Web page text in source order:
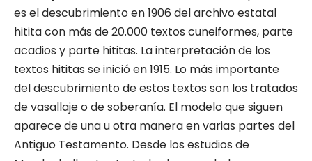
es el descubrimiento en 1906 del archivo estatal
hitita con más de 20.000 textos cuneifor­mes, parte
acadios y parte hititas. La interpre­tación de los
textos hititas se inició en 1915. Lo más importante
del descubrimiento de estos textos son los tratados
de vasallaje o de sobe­ranía. El modelo que siguen
aparece de una u otra manera en varias partes del
Antiguo Testa­mento. Desde los estudios de